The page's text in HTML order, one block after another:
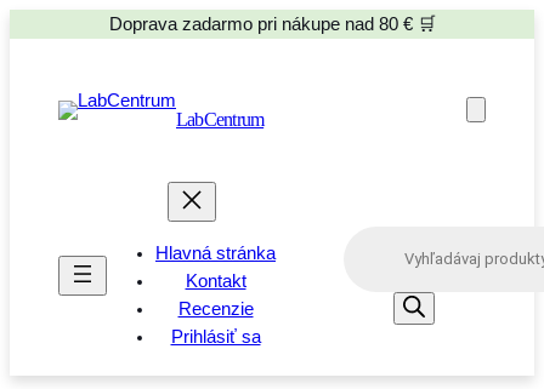
Doprava zadarmo pri nákupe nad 80 € 🛒
LabCentrum
Hlavná stránka
Kontakt
Recenzie
Prihlásiť sa
s